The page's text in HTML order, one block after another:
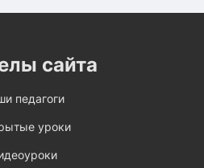
сайта
педагоги
уроки